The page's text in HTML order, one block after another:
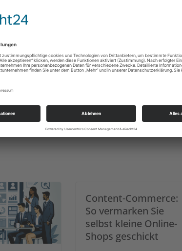
den Werbetreibenden voraus. Denn hier müssen die „alten
Konzepte und vor allem überzeugende Umsetzungen für
Fall, dass die Nutzer die letztliche Werbung als
überhaupt in die neuen Modelle mit einsteigen.
Shitstorm heldenhaft meistern!
Content-Commerce:
So vermarken Sie
selbst kleine Online-
Shops geschickt